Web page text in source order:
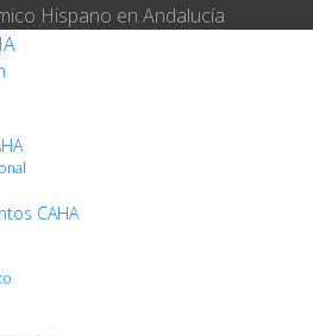
Hispano en Andalucía
CAHA